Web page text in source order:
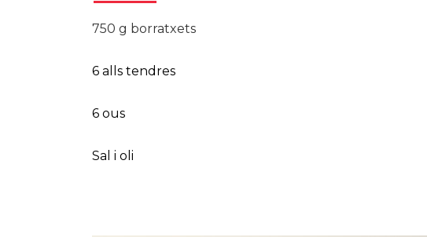
750 g borratxets
6 alls tendres
6 ous
Sal i oli